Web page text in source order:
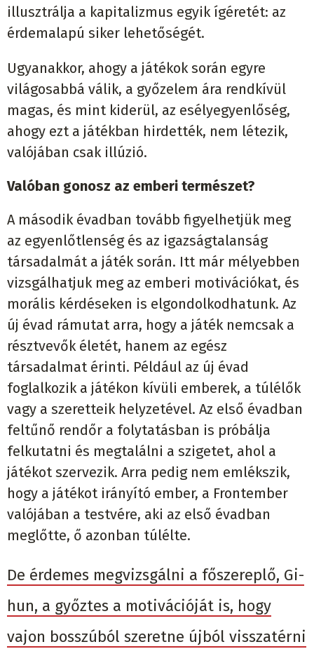
illusztrálja a kapitalizmus egyik ígéretét: az
érdemalapú siker lehetőségét.
Ugyanakkor, ahogy a játékok során egyre
világosabbá válik, a győzelem ára rendkívül
magas, és mint kiderül, az esélyegyenlőség,
ahogy ezt a játékban hirdették, nem létezik,
valójában csak illúzió.
Valóban gonosz az emberi természet?
A második évadban tovább figyelhetjük meg
az egyenlőtlenség és az igazságtalanság
társadalmát a játék során. Itt már mélyebben
vizsgálhatjuk meg az emberi motivációkat, és
morális kérdéseken is elgondolkodhatunk. Az
új évad rámutat arra, hogy a játék nemcsak a
résztvevők életét, hanem az egész
társadalmat érinti. Például az új évad
foglalkozik a játékon kívüli emberek, a túlélők
vagy a szeretteik helyzetével. Az első évadban
feltűnő rendőr a folytatásban is próbálja
felkutatni és megtalálni a szigetet, ahol a
játékot szervezik. Arra pedig nem emlékszik,
hogy a játékot irányító ember, a Frontember
valójában a testvére, aki az első évadban
meglőtte, ő azonban túlélte.
De érdemes megvizsgálni a főszereplő, Gi-
hun, a győztes a motivációját is, hogy
vajon bosszúból szeretne újból visszatérni